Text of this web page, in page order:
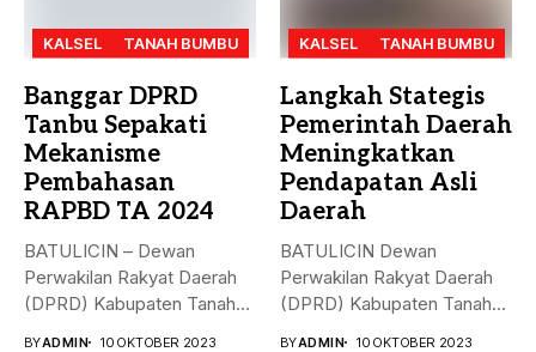
KALSEL TANAH BUMBU
Banggar DPRD
Tanbu Sepakati
Mekanisme
Pembahasan
RAPBD TA 2024
BATULICIN – Dewan
Perwakilan Rakyat Daerah
(DPRD) Kabupaten Tanah
BYADMIN 10 OKTOBER 2023
KALSEL TANAH BUMBU
Langkah Stategis
Pemerintah Daerah
Meningkatkan
Pendapatan Asli
Daerah
BATULICIN Dewan
Perwakilan Rakyat Daerah
(DPRD) Kabupaten Tanah
BYADMIN 10 OKTOBER 2023